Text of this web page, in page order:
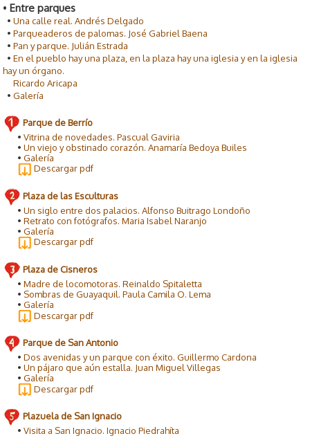
•Entre parques
•Una calle real. Andrés Delgado
•Parqueaderos de palomas. José Gabriel Baena
•Pan y parque. Julián Estrada
•En el pueblo hay una plaza, en la plaza hay una iglesia y en la iglesia
hay un órgano.
Ricardo Aricapa
•Galería
Parque de Berrío
•Vitrina de novedades. Pascual Gaviria
•Un viejo y obstinado corazón. Anamaría Bedoya Builes
•Galería
Descargar pdf
Plaza de las Esculturas
•Un siglo entre dos palacios. Alfonso Buitrago Londoño
•Retrato con fotógrafos. Maria Isabel Naranjo
•Galería
Descargar pdf
Plaza de Cisneros
•Madre de locomotoras. Reinaldo Spitaletta
• Sombras de Guayaquil. Paula Camila O. Lema
•Galería
Descargar pdf
Parque de San Antonio
•Dos avenidas y un parque con éxito. Guillermo Cardona
•Un pájaro que aún estalla. Juan Miguel Villegas
•Galería
Descargar pdf
Plazuela de San Ignacio
•Visita a San Ignacio. Ignacio Piedrahíta